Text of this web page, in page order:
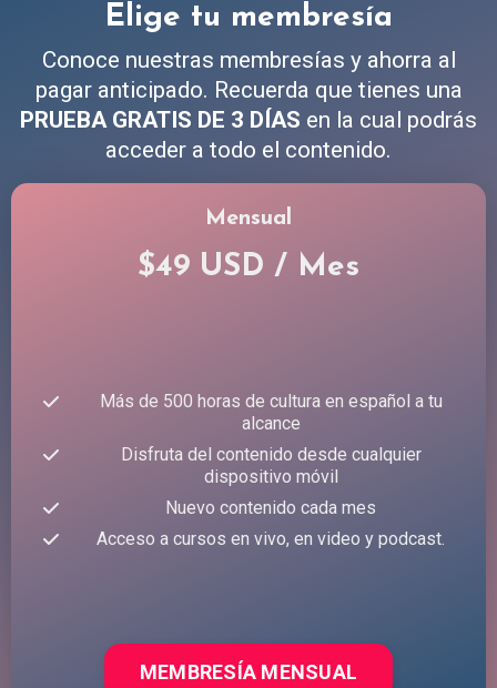
Elige tu membresía
Conoce nuestras membresías y ahorra al
pagar anticipado. Recuerda que tienes una
PRUEBA GRATIS DE 3 DÍAS en la cual podrás
acceder a todo el contenido.
Mensual
$49 USD / Mes
Más de 500 horas de cultura en español a tu
alcance
Disfruta del contenido desde cualquier
dispositivo móvil
Nuevo contenido cada mes
Acceso a cursos en vivo, en video y podcast.
MEMBRESÍA MENSUAL